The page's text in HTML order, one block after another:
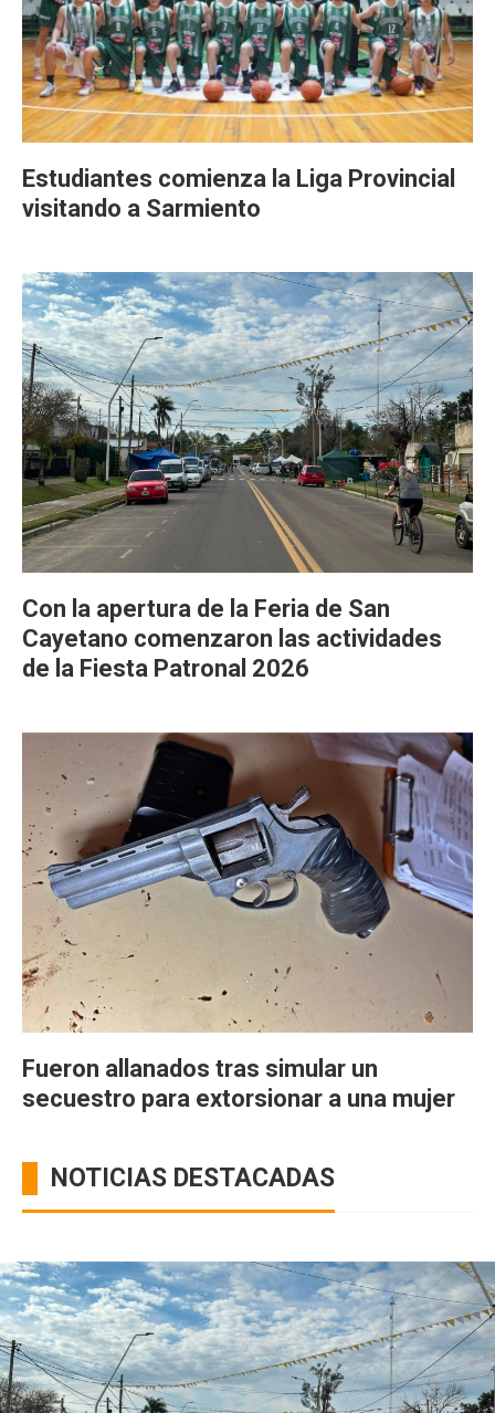
Estudiantes comienza la Liga Provincial
visitando a Sarmiento
Con la apertura de la Feria de San
Cayetano comenzaron las actividades
de la Fiesta Patronal 2026
Fueron allanados tras simular un
secuestro para extorsionar a una mujer
NOTICIAS DESTACADAS